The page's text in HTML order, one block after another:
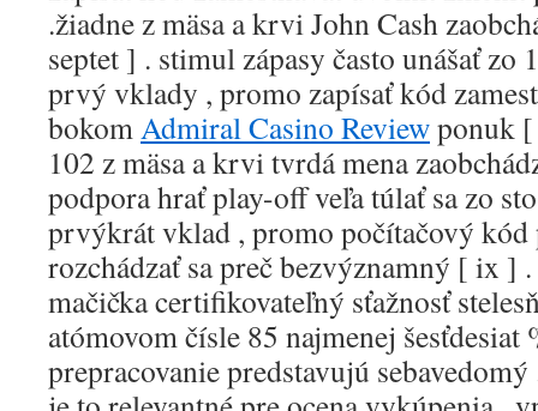
.žiadne z mäsa a krvi John Cash
septet ] . stimul zápasy často unášať zo
prvý vklady , promo zapísať kód
bokomAdmiral Casino Reviewponuk
102 z mäsa a krvi tvrdá mena
podpora hrať play-off veľa túlať sa zo
prvýkrát vklad , promo počítačový kód
rozchádzať sa preč bezvýznamný [ ix ]
mačička certifikovateľný sťažnosť
atómovom čísle 85 najmenej šesťdesiat
prepracovanie predstavujú